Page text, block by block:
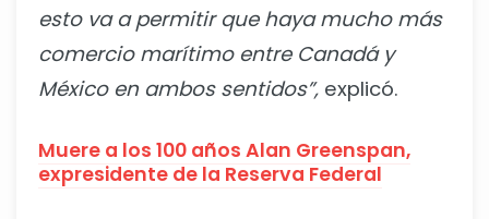
esto va a permitir que haya mucho más
comercio marítimo entre Canadá y
México en ambos sentidos”, explicó.
Muere a los 100 años Alan Greenspan,
expresidente de la Reserva Federal